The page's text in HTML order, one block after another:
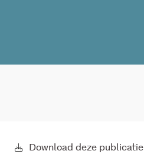
Download deze publicatie